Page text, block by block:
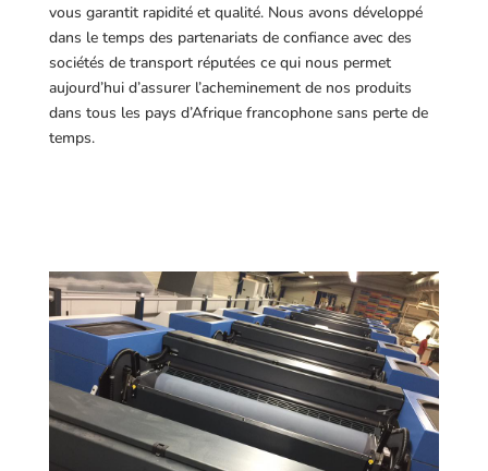
vous garantit rapidité et qualité. Nous avons développé
dans le temps des partenariats de confiance avec des
sociétés de transport réputées ce qui nous permet
aujourd’hui d’assurer l’acheminement de nos produits
dans tous les pays d’Afrique francophone sans perte de
temps.